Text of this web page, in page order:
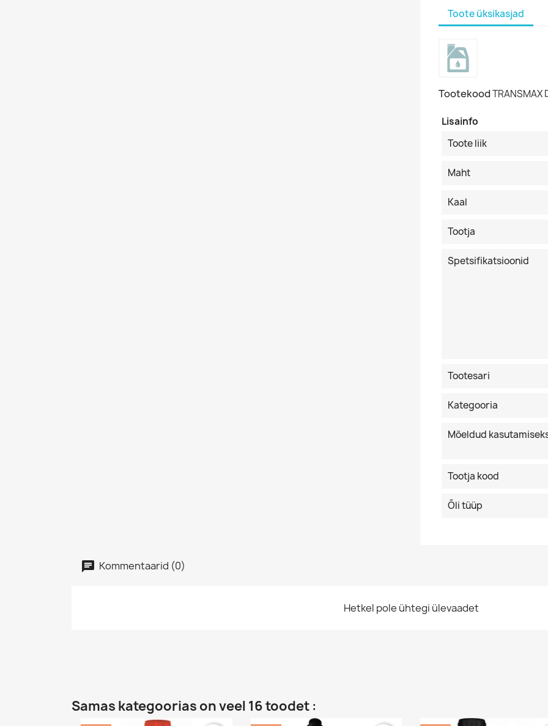
Toote üksikasjad
TootekoodTRANSMAX
Lisainfo
Toote liik
Maht
Kaal
Tootja
Spetsifikatsioonid
Tootesari
Kategooria
Mõeldud
Tootja kood
Õli tüüp
Kommentaarid (0)
Hetkel pole ühtegi ülevaadet
Samas kategoorias on veel 16 toodet :